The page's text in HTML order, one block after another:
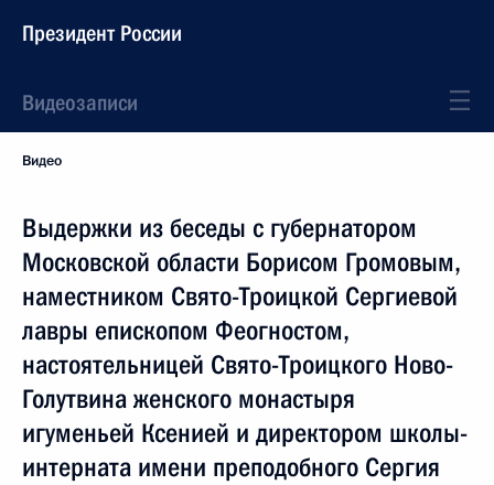
Президент России
Видеозаписи
Видео
Выдержки из беседы с губернатором
Московской области Борисом Громовым,
наместником Свято-Троицкой Сергиевой
лавры епископом Феогностом,
настоятельницей Свято-Троицкого Ново-
Голутвина женского монастыря
игуменьей Ксенией и директором школы-
интерната имени преподобного Сергия